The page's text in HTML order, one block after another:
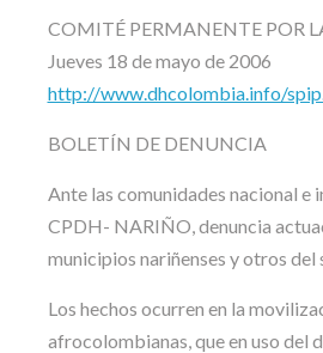
COMITÉ PERMANENTE POR
Jueves 18 de mayo de 2006
http://www.dhcolombia.info/
BOLETÍN DE DENUNCIA
Ante las comunidades nacional
CPDH- NARIÑO, denuncia
municipios nariñenses y otros
Los hechos ocurren en la
afrocolombianas, que en uso del